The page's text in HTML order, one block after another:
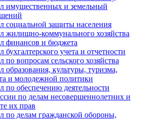
имущественных и земельный
социальной защиты населения
жилищно-коммунального хозяйства
финансов и бюджета
бухгалтерского учета и отчетности
по вопросам сельского хозяйства
образования, культуры, туризма,
и молодежной политики
по обеспечению деятельности
по делам несовершеннолетних и
их прав
по делам гражданской обороны,